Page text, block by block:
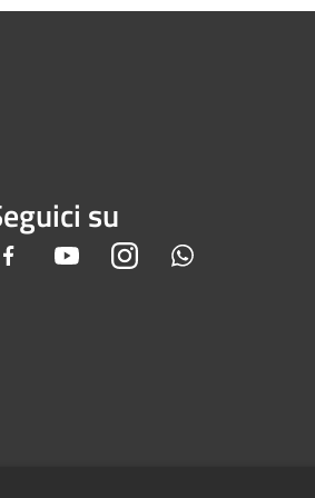
su
Facebook YoutubeInstagram